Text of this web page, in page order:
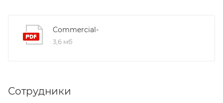
Commercial-
3,6 мб
Сотрудники